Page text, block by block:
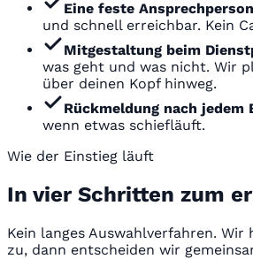
Eine feste Ansprechperson
und schnell erreichbar. Kein
Mitgestaltung beim
was geht und was nicht. Wir
über deinen Kopf hinweg.
Rückmeldung nach jedem
wenn etwas schiefläuft.
Wie der Einstieg läuft
In vier Schritten zum
Kein langes Auswahlverfahren.
zu, dann entscheiden wir